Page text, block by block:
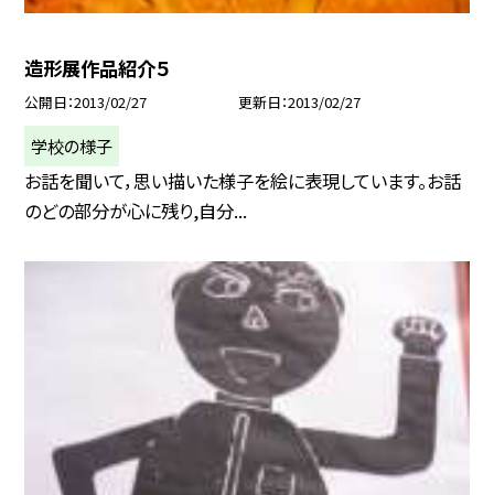
造形展作品紹介５
公開日 2013/02/27 更新日 2013/02/27
学校の様子
お話を聞いて，思い描いた様子を絵に表現しています。お話
のどの部分が心に残り,自分...